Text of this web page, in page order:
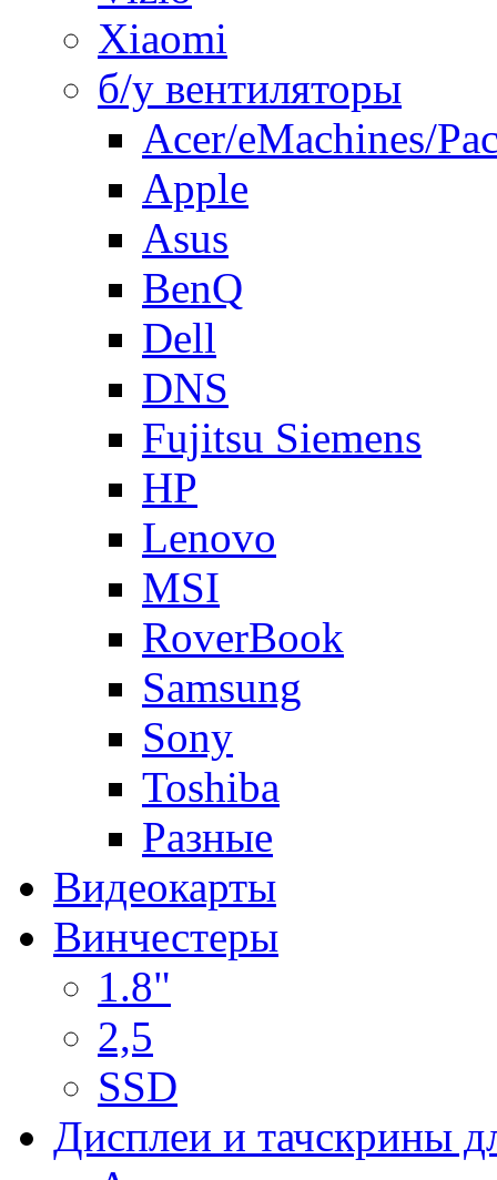
Xiaomi
б/у вентиляторы
Acer/eMachines/
Apple
Asus
BenQ
Dell
DNS
Fujitsu Siemens
HP
Lenovo
MSI
RoverBook
Samsung
Sony
Toshiba
Разные
Видеокарты
Винчестеры
1.8"
2,5
SSD
Дисплеи и тачскрины